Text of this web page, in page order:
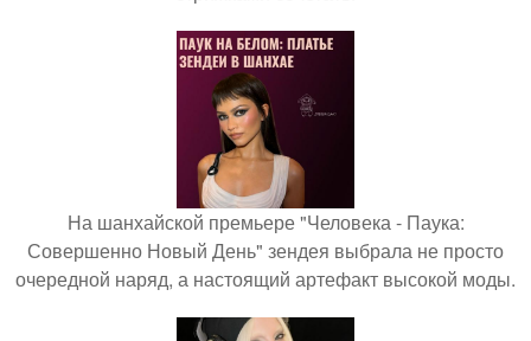
На шанхайской премьере "Человека - Паука:
Совершенно Новый День" зендея выбрала не просто
очередной наряд, а настоящий артефакт высокой моды.